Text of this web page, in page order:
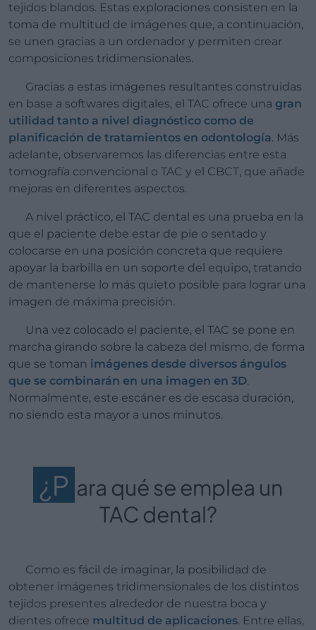
tejidos blandos. Estas exploraciones consisten en la
toma de multitud de imágenes que, a continuación,
se unen gracias a un ordenador y permiten crear
composiciones tridimensionales.
Gracias a estas imágenes resultantes construidas
en base a softwares digitales, el TAC ofrece una gran
utilidad tanto a nivel diagnóstico como de
planificación de tratamientos en odontología. Más
adelante, observaremos las diferencias entre esta
tomografía convencional o TAC y el CBCT, que añade
mejoras en diferentes aspectos.
A nivel práctico, el TAC dental es una prueba en la
que el paciente debe estar de pie o sentado y
colocarse en una posición concreta que requiere
apoyar la barbilla en un soporte del equipo, tratando
de mantenerse lo más quieto posible para lograr una
imagen de máxima precisión.
Una vez colocado el paciente, el TAC se pone en
marcha girando sobre la cabeza del mismo, de forma
que se toman imágenes desde diversos ángulos
que se combinarán en una imagen en 3D.
Normalmente, este escáner es de escasa duración,
no siendo esta mayor a unos minutos.
¿P ara qué se emplea un
TAC dental?
Como es fácil de imaginar, la posibilidad de
obtener imágenes tridimensionales de los distintos
tejidos presentes alrededor de nuestra boca y
dientes ofrece multitud de aplicaciones. Entre ellas,